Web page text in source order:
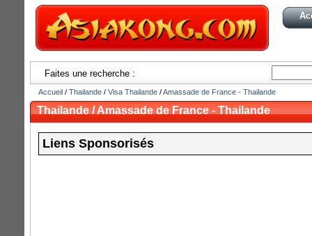
Faites une recherche :
Accueil / Thailande / Visa Thailande /Amassade de France - Thailande
Thailande / Amassade de France - Thailande
Liens Sponsorisés